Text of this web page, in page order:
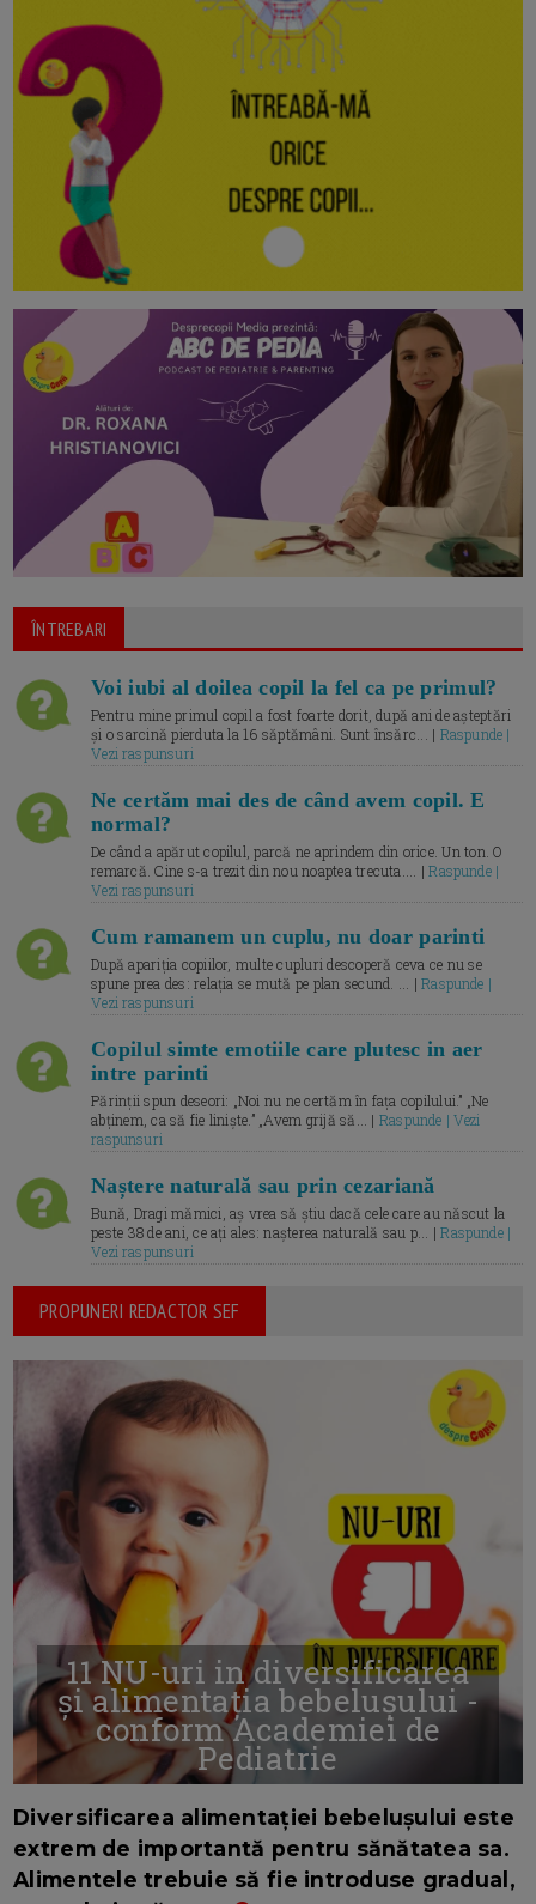
ÎNTREBARI
Voi iubi al doilea copil la fel ca pe primul?
Pentru mine primul copil a fost foarte dorit, după ani de așteptări
și o sarcină pierduta la 16 săptămâni. Sunt însărc... | Raspunde |
Vezi raspunsuri
Ne certăm mai des de când avem copil. E
normal?
De când a apărut copilul, parcă ne aprindem din orice. Un ton. O
remarcă. Cine s-a trezit din nou noaptea trecuta.... |Raspunde |
Vezi raspunsuri
Cum ramanem un cuplu, nu doar parinti
După apariția copiilor, multe cupluri descoperă ceva ce nu se
spune prea des: relația se mută pe plan secund. ... |Raspunde |
Vezi raspunsuri
Copilul simte emotiile care plutesc in aer
intre parinti
Părinții spun deseori: „Noi nu ne certăm în fața copilului.” „Ne
abținem, ca să fie liniște.” „Avem grijă să... | Raspunde | Vezi
raspunsuri
Naștere naturală sau prin cezariană
Bună, Dragi mămici, aș vrea să știu dacă cele care au născut la
peste 38 de ani, ce ați ales: nașterea naturală sau p... |Raspunde |
Vezi raspunsuri
PROPUNERI REDACTOR SEF
11 NU-uri in diversificarea
și alimentația bebelușului -
conform Academiei de
Pediatrie
Diversificarea alimentației bebelușului este
extrem de importantă pentru sănătatea sa.
Alimentele trebuie să fie introduse gradual,